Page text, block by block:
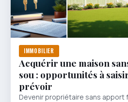
IMMOBILIER
Acquérir une maison
sou : opportunités à
prévoir
Devenir propriétaire sans apport